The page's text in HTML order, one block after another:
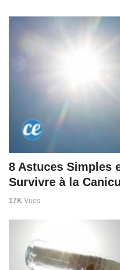
8 Astuces Simples
Survivre à la
17K Vues